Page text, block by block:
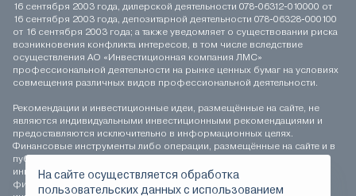
16 сентября 2003 года, дилерской деятельности 078-06312-010000 от
16 сентября 2003 года, депозитарной деятельности 078-06328-000100
от 16 сентября 2003 года; а также уведомляет о существовании риска
возникновения конфликта интересов, в том числе вследствие
осуществления АО «Инвестиционная компания ЛМС»
профессиональной деятельности на рынке ценных бумаг на условиях
совмещения различных видов профессиональной деятельности.
Рекомендации и инвестиционные идеи, размещённые на сайте, не
являются индивидуальными инвестиционными рекомендациями и
предоставляются исключительно в информационных целях.
Финансовые инструменты либо операции, размещённые на сайте и в
публикуемых материалах, могут не соответствовать вашему
инвестиционному профилю. Определение соответствия
финансового инструмента либо операции инвестиционным целям,
На сайте осуществляется обработка
пользовательских данных с использованием